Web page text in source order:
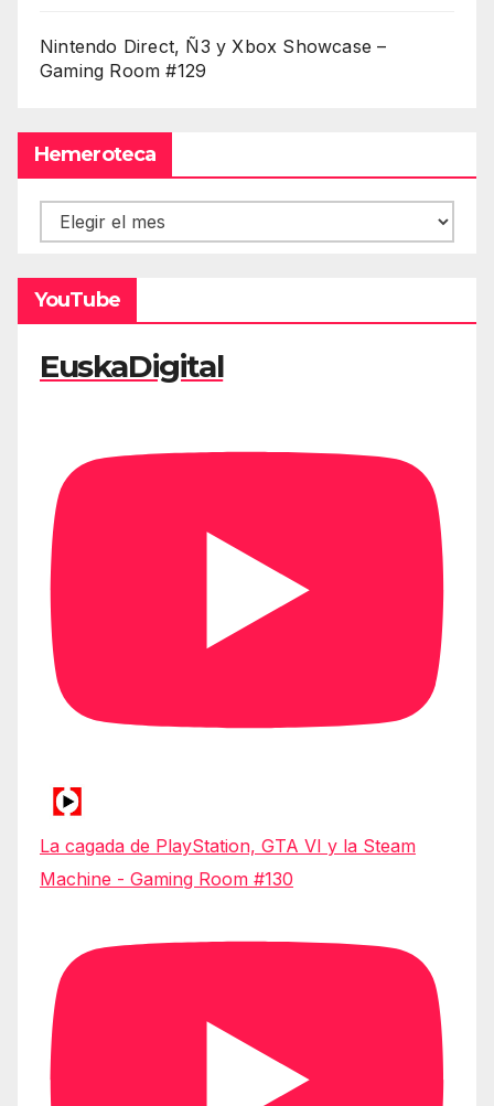
Nintendo Direct, Ñ3 y Xbox Showcase –
Gaming Room #129
Hemeroteca
Hemeroteca
YouTube
EuskaDigital
La cagada de PlayStation, GTA VI y la Steam
Machine - Gaming Room #130